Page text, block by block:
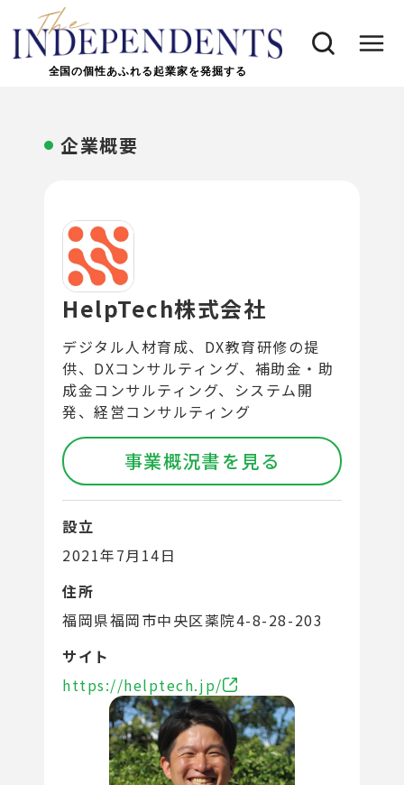
全国の個性あふれる起業家を発掘する
企業概要
HelpTech株式会社
デジタル人材育成、DX教育研修の提
供、DXコンサルティング、補助金・助
成金コンサルティング、システム開
発、経営コンサルティング
事業概況書を見る
設立
2021年7月14日
住所
福岡県福岡市中央区薬院4-8-28-203
サイト
https://helptech.jp/